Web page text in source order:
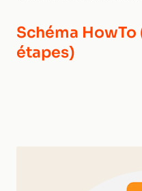
Schéma
étapes)